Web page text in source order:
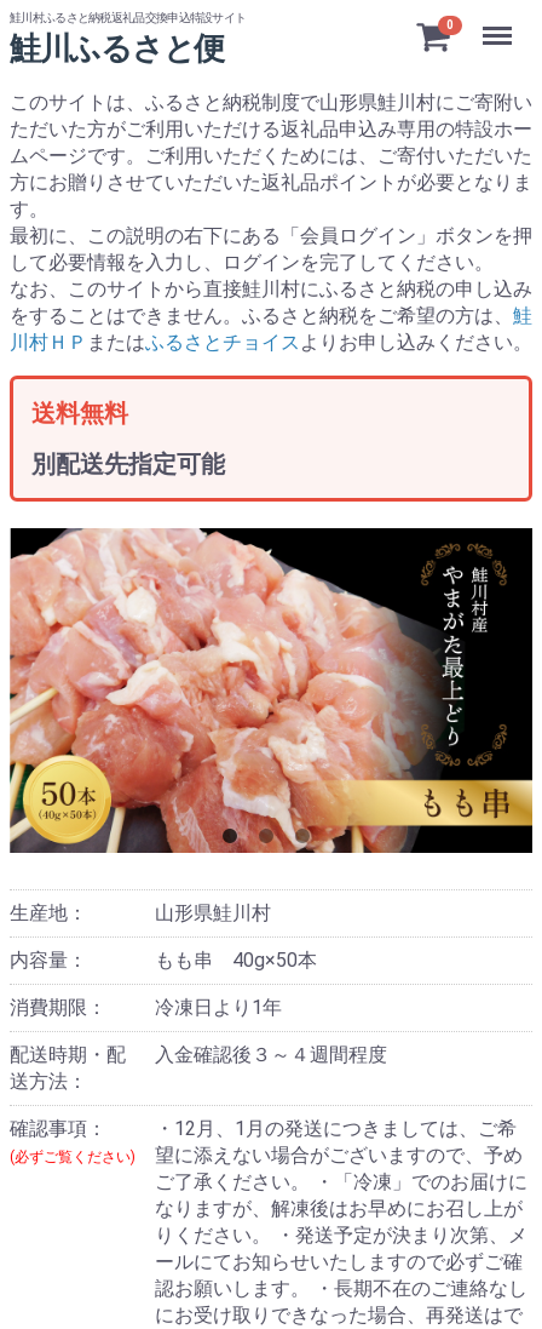
鮭川村ふるさと納税返礼品交換申込特設サイト
鮭川ふるさと便
このサイトは、ふるさと納税制度で山形県鮭川村にご寄附い
ただいた方がご利用いただける返礼品申込み専用の特設ホー
ムページです。
ご利用いただくためには、ご寄付いただいた
方にお贈りさせていただいた返礼品ポイントが必要となりま
す。
最初に、この説明の右下にある「会員ログイン」ボタンを押
して必要情報を入力し、ログインを完了してください。
なお、このサイトから直接鮭川村にふるさと納税の申し込み
をすることはできません。ふるさと納税をご希望の方は、 鮭
川村ＨＰ またはふるさとチョイス よりお申し込みください。
0
送料無料
別配送先指定可能
Menu
生産地： 山形県鮭川村
内容量： もも串 40g×50本
消費期限： 冷凍日より1年
配送時期・配
送方法：
入金確認後３～４週間程度
確認事項：
(必ずご覧ください)
・12月、1月の発送につきましては、ご希
望に添えない場合がございますので、予め
ご了承ください。 ・「冷凍」でのお届けに
なりますが、解凍後はお早めにお召し上が
りください。 ・発送予定が決まり次第、メ
ールにてお知らせいたしますので必ずご確
認お願いします。 ・長期不在のご連絡なし
にお受け取りできなった場合、再発送はで